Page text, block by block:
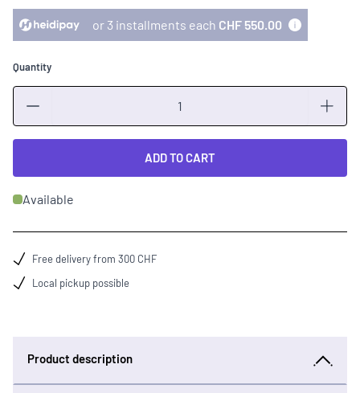
or 3 installments each CHF 550.00
Quantity
ADD TO CART
Available
Free delivery from 300 CHF
Local pickup possible
Product description